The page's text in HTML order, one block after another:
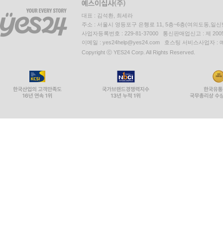
대표 : 김석환, 최세라
주소 : 서울시 영등포구 은행로 11, 5층~6층(여의도동,일신
사업자등록번호 : 229-81-37000 통신판매업신고 : 제
이메일 : yes24help@yes24.com 호스팅 서비스사업자 :
Copyright ⓒ YES24 Corp. All Rights Reserved.